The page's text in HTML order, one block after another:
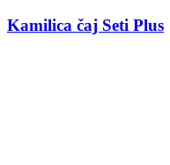
Kamilica čaj Seti Plus